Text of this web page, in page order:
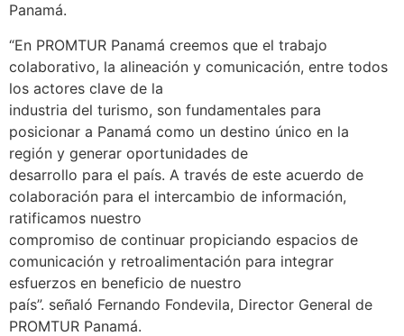
Panamá.
“En PROMTUR Panamá creemos que el trabajo
colaborativo, la alineación y comunicación, entre todos
los actores clave de la
industria del turismo, son fundamentales para
posicionar a Panamá como un destino único en la
región y generar oportunidades de
desarrollo para el país. A través de este acuerdo de
colaboración para el intercambio de información,
ratificamos nuestro
compromiso de continuar propiciando espacios de
comunicación y retroalimentación para integrar
esfuerzos en beneficio de nuestro
país”. señaló Fernando Fondevila, Director General de
PROMTUR Panamá.